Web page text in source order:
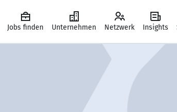
Jobs finden Unternehmen Netzwerk Insights